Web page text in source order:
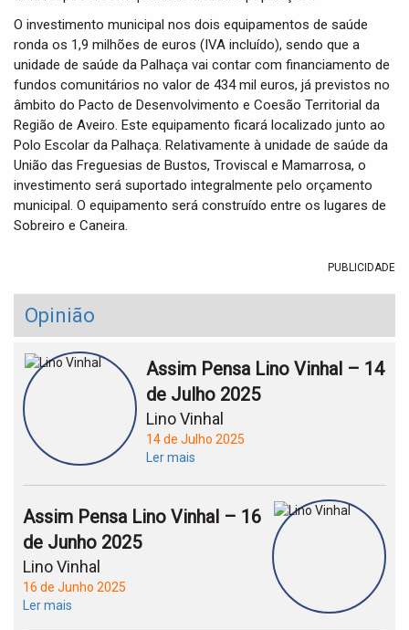
O investimento municipal nos dois equipamentos de saúde
ronda os 1,9 milhões de euros (IVA incluído), sendo que a
unidade de saúde da Palhaça vai contar com financiamento de
fundos comunitários no valor de 434 mil euros, já previstos no
âmbito do Pacto de Desenvolvimento e Coesão Territorial da
Região de Aveiro. Este equipamento ficará localizado junto ao
Polo Escolar da Palhaça. Relativamente à unidade de saúde da
União das Freguesias de Bustos, Troviscal e Mamarrosa, o
investimento será suportado integralmente pelo orçamento
municipal. O equipamento será construído entre os lugares de
Sobreiro e Caneira.
PUBLICIDADE
Opinião
Assim Pensa Lino Vinhal – 14
de Julho 2025
Lino Vinhal
14 de Julho 2025
Ler mais
Assim Pensa Lino Vinhal – 16
de Junho 2025
Lino Vinhal
16 de Junho 2025
Ler mais